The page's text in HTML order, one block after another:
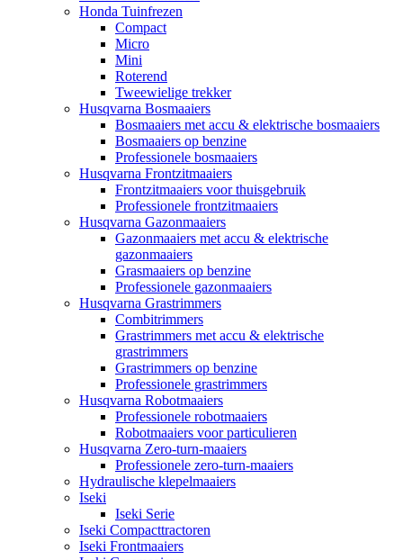
Honda Tuinfrezen
Compact
Micro
Mini
Roterend
Tweewielige trekker
Husqvarna Bosmaaiers
Bosmaaiers met accu & elektrische bosmaaiers
Bosmaaiers op benzine
Professionele bosmaaiers
Husqvarna Frontzitmaaiers
Frontzitmaaiers voor thuisgebruik
Professionele frontzitmaaiers
Husqvarna Gazonmaaiers
Gazonmaaiers met accu & elektrische
gazonmaaiers
Grasmaaiers op benzine
Professionele gazonmaaiers
Husqvarna Grastrimmers
Combitrimmers
Grastrimmers met accu & elektrische
grastrimmers
Grastrimmers op benzine
Professionele grastrimmers
Husqvarna Robotmaaiers
Professionele robotmaaiers
Robotmaaiers voor particulieren
Husqvarna Zero-turn-maaiers
Professionele zero-turn-maaiers
Hydraulische klepelmaaiers
Iseki
Iseki Serie
Iseki Compacttractoren
Iseki Frontmaaiers